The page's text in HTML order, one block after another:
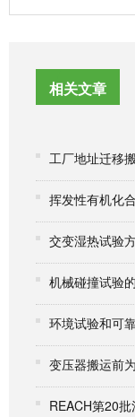
相关文章
交变湿热试验
机械碰撞试验
环境试验和可
变压器搬运前